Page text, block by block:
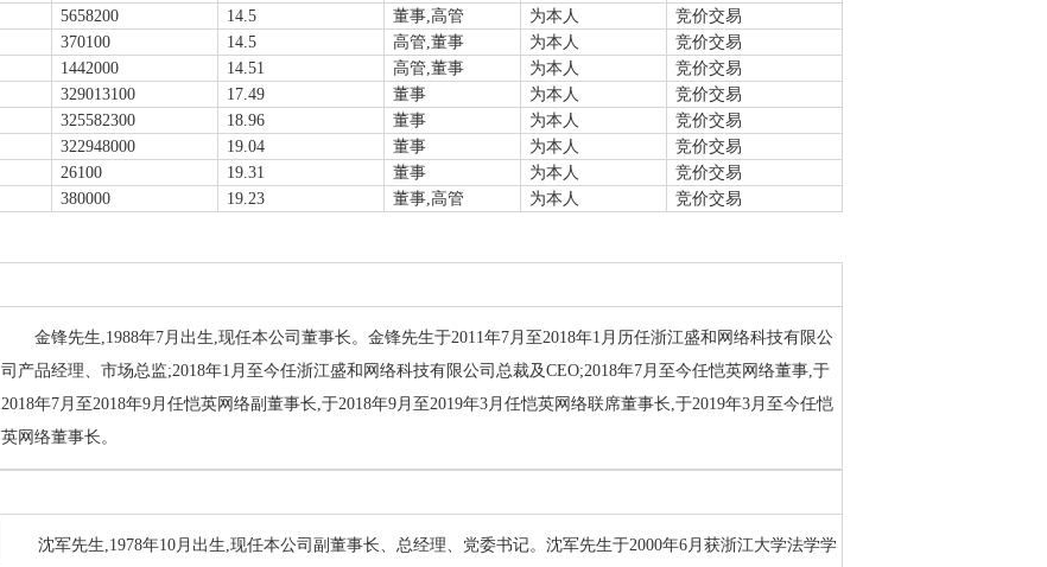
5658200 14.5 董事,高管 为本人
竞价交易
370100 14.5 高管,董事 为本人
竞价交易
1442000 14.51 高管,董事 为本人
竞价交易
329013100 17.49 董事 为本人
竞价交易
325582300 18.96 董事 为本人
竞价交易
322948000 19.04 董事 为本人
竞价交易
26100 19.31 董事 为本人
竞价交易
380000 19.23 董事,高管 为本人 竞价交易
金锋先生,1988年7月出生,现任本公司董事长。金锋先生于2011年7月至2018年1月历任浙江盛和网络科技有限公
司产品经理、市场总监;2018年1月至今任浙江盛和网络科技有限公司总裁及CEO;2018年7月至今任恺英网络董事,于
2018年7月至2018年9月任恺英网络副董事长,于2018年9月至2019年3月任恺英网络联席董事长,于2019年3月至今任恺
英网络董事长。
沈军先生,1978年10月出生,现任本公司副董事长、总经理、党委书记。沈军先生于2000年6月获浙江大学法学学